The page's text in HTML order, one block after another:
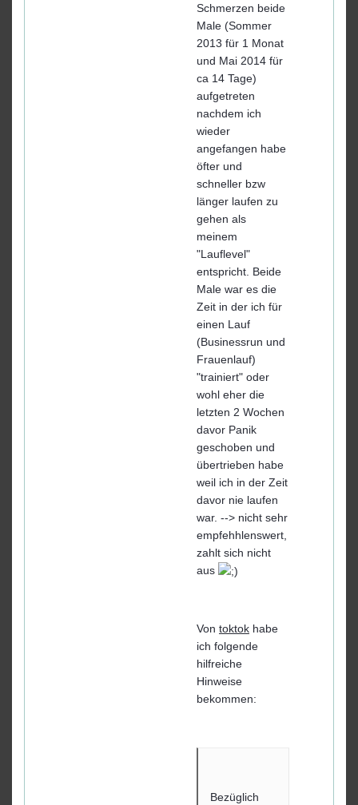
Schmerzen beide
Male (Sommer
2013 für 1 Monat
und Mai 2014 für
ca 14 Tage)
aufgetreten
nachdem ich
wieder
angefangen habe
öfter und
schneller bzw
länger laufen zu
gehen als
meinem
"Lauflevel"
entspricht. Beide
Male war es die
Zeit in der ich für
einen Lauf
(Businessrun und
Frauenlauf)
"trainiert" oder
wohl eher die
letzten 2 Wochen
davor Panik
geschoben und
übertrieben habe
weil ich in der Zeit
davor nie laufen
war. --> nicht sehr
empfehhlenswert,
zahlt sich nicht
aus
Von toktok habe
ich folgende
hilfreiche
Hinweise
bekommen:
Bezüglich